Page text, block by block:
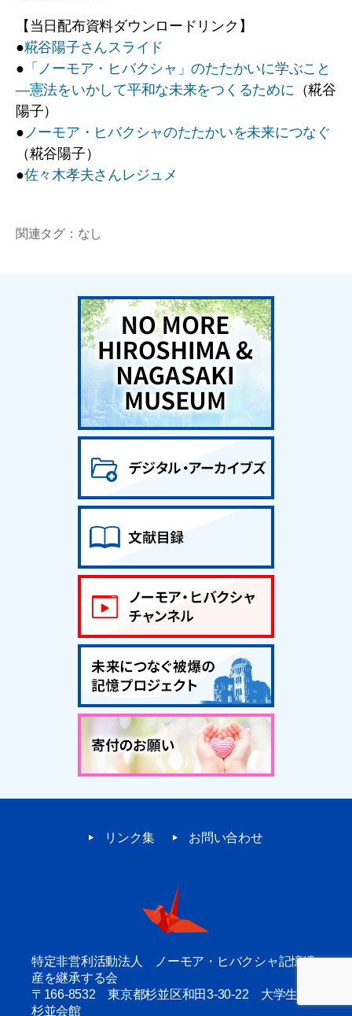
【当日配布資料ダウンロードリンク】
●糀谷陽子さんスライド
● 「ノーモア・ヒバクシャ」のたたかいに学ぶこと
―憲法をいかして平和な未来をつくるために （糀谷
陽子）
● ノーモア・ヒバクシャのたたかいを未来につなぐ
（糀谷陽子）
●佐々木孝夫さんレジュメ
関連タグ：なし
リンク集 お問い合わせ
特定非営利活動法人 ノーモア・ヒバクシャ記憶遺
産を継承する会
〒166-8532 東京都杉並区和田3-30-22 大学生協
杉並会館